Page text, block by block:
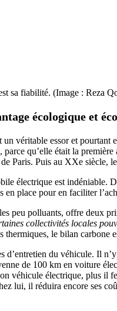
sa fiabilité. (Image : Reza
écologique et
véritable essor et
qu’elle était la
Paris. Puis au XXe siècle,
électrique est indéniable.
en place pour en faciliter
peu polluants, offre deux
collectivités locales
thermiques, le bilan carbone
d’entretien du véhicule. Il
de 100 km en voiture
véhicule électrique, plus il
lui, il réduira encore ses